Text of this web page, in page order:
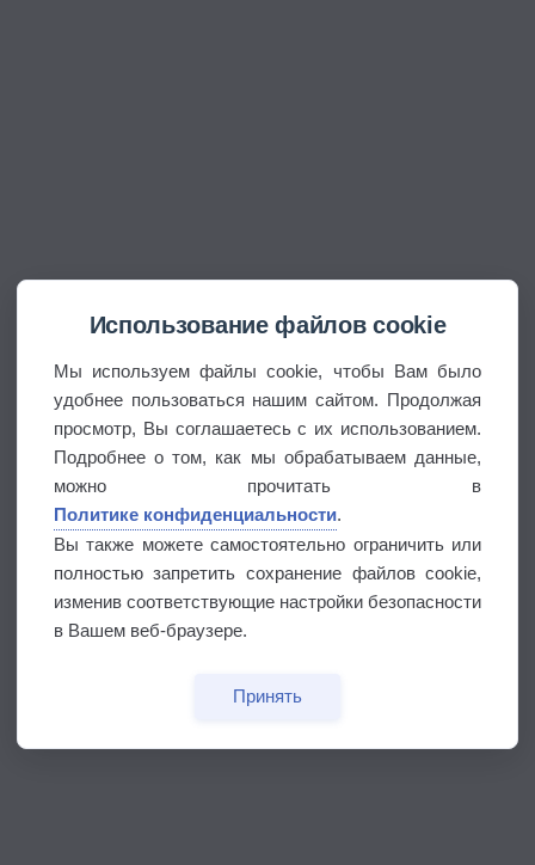
Использование файлов cookie
Мы используем файлы cookie, чтобы Вам было
удобнее пользоваться нашим сайтом. Продолжая
просмотр, Вы соглашаетесь с их использованием.
Подробнее о том, как мы обрабатываем данные,
можно прочитать в
Политике конфиденциальности.
Вы также можете самостоятельно ограничить или
полностью запретить сохранение файлов cookie,
изменив соответствующие настройки безопасности
в Вашем веб-браузере.
Принять